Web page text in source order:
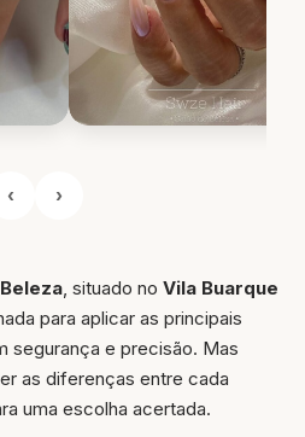
‹ ›
, situado no Vila Buarque
para aplicar as principais
segurança e precisão. Mas
as diferenças entre cada
uma escolha acertada.